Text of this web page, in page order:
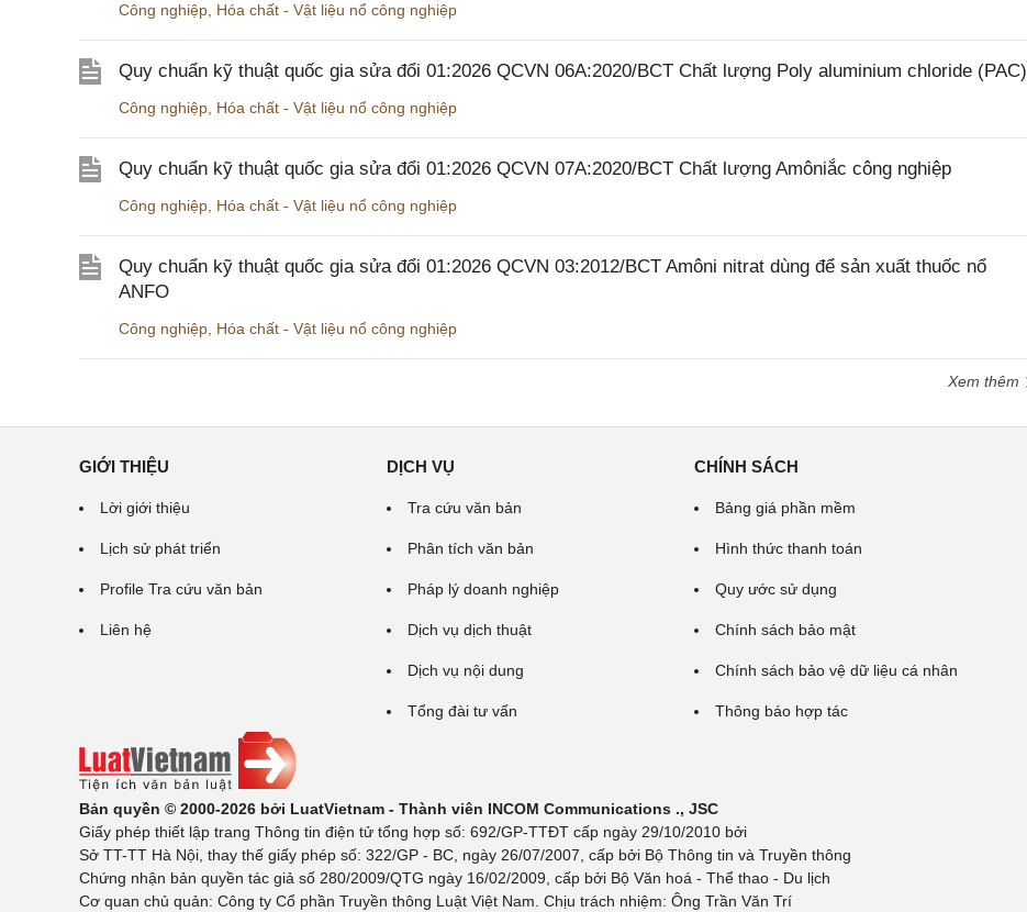
Công nghiệp Hóa chất - Vật liệu nổ công nghiệp
Quy chuẩn kỹ thuật quốc gia sửa đổi 01:2026 QCVN 06A:2020/BCT Chất lượng Poly aluminium chloride (PAC)
Công nghiệp Hóa chất - Vật liệu nổ công nghiệp
Quy chuẩn kỹ thuật quốc gia sửa đổi 01:2026 QCVN 07A:2020/BCT Chất lượng Amôniắc công nghiệp
Công nghiệp Hóa chất - Vật liệu nổ công nghiệp
Quy chuẩn kỹ thuật quốc gia sửa đổi 01:2026 QCVN 03:2012/BCT Amôni nitrat dùng để sản xuất thuốc nổ
ANFO
Công nghiệp Hóa chất - Vật liệu nổ công nghiệp
Xem thêm
GIỚI THIỆU
Lời giới thiệu
Lịch sử phát triển
Profile Tra cứu văn bản
Liên hệ
DỊCH VỤ
Tra cứu văn bản
Phân tích văn bản
Pháp lý doanh nghiệp
Dịch vụ dịch thuật
Dịch vụ nội dung
Tổng đài tư vấn
CHÍNH SÁCH
Bảng giá phần mềm
Hình thức thanh toán
Quy ước sử dụng
Chính sách bảo mật
Chính sách bảo vệ dữ liệu cá nhân
Thông báo hợp tác
Bản quyền © 2000-2026 bởi LuatVietnam - Thành viên INCOM Communications ., JSC
Giấy phép thiết lập trang Thông tin điện tử tổng hợp số: 692/GP-TTĐT cấp ngày 29/10/2010 bởi
Sở TT-TT Hà Nội, thay thế giấy phép số: 322/GP - BC, ngày 26/07/2007, cấp bởi Bộ Thông tin và Truyền thông
Chứng nhận bản quyền tác giả số 280/2009/QTG ngày 16/02/2009, cấp bởi Bộ Văn hoá - Thể thao - Du lịch
Cơ quan chủ quản: Công ty Cổ phần Truyền thông Luật Việt Nam. Chịu trách nhiệm: Ông Trần Văn Trí